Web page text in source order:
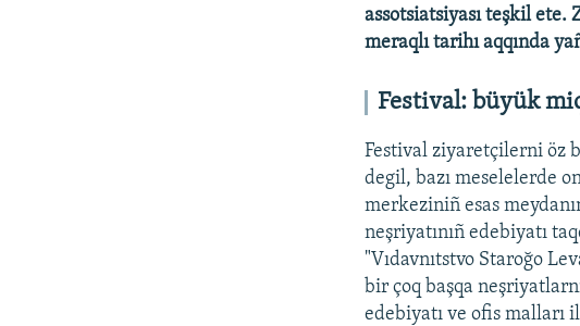
assotsiatsiyası teşkil ete.
meraqlı tarihı aqqında
Festival: büyük
Festival ziyaretçilerni öz
degil, bazı meselelerde
merkeziniñ esas
neşriyatınıñ edebiyatı
"Vıdavnıtstvo Staroğo
bir çoq başqa
edebiyatı ve ofis malları